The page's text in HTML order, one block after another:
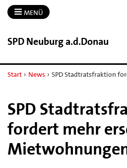
MENÜ
SPD Neuburg a.​d.​Donau
Start › News › SPD Stadtratsfraktion
SPD
fordert mehr